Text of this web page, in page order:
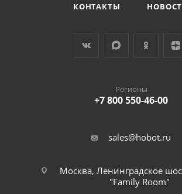
КОНТАКТЫ
Регионы
+7 800 550-46-00
sales@hobot.ru
Москва, Ленинградское
"Family Room"